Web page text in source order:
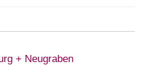
+ Neugraben